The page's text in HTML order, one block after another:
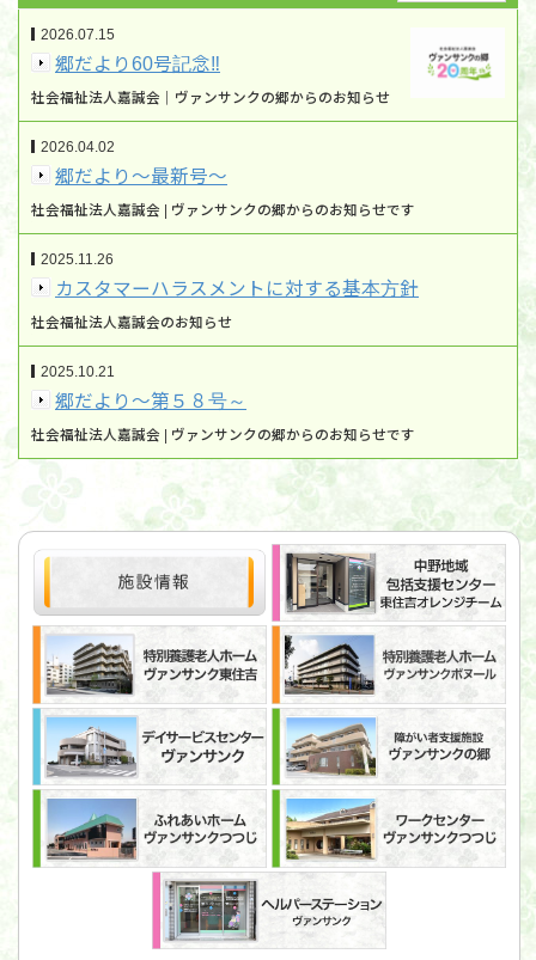
2026.07.15
郷だより60号記念‼
社会福祉法人嘉誠会｜ヴァンサンクの郷からのお知らせ
2026.04.02
郷だより～最新号～
社会福祉法人嘉誠会 | ヴァンサンクの郷からのお知らせです
2025.11.26
カスタマーハラスメントに対する基本方針
社会福祉法人嘉誠会のお知らせ
2025.10.21
郷だより～第５８号～
社会福祉法人嘉誠会 | ヴァンサンクの郷からのお知らせです